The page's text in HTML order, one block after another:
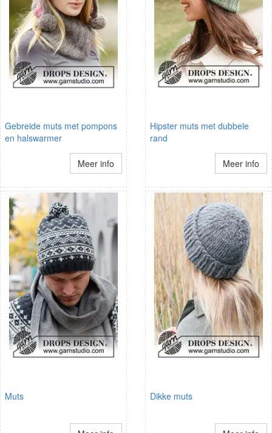
Gebreide muts met pompons
en halswarmer
Meer info
Hipster muts met dubbele
rand
Meer info
Muts Dikke muts